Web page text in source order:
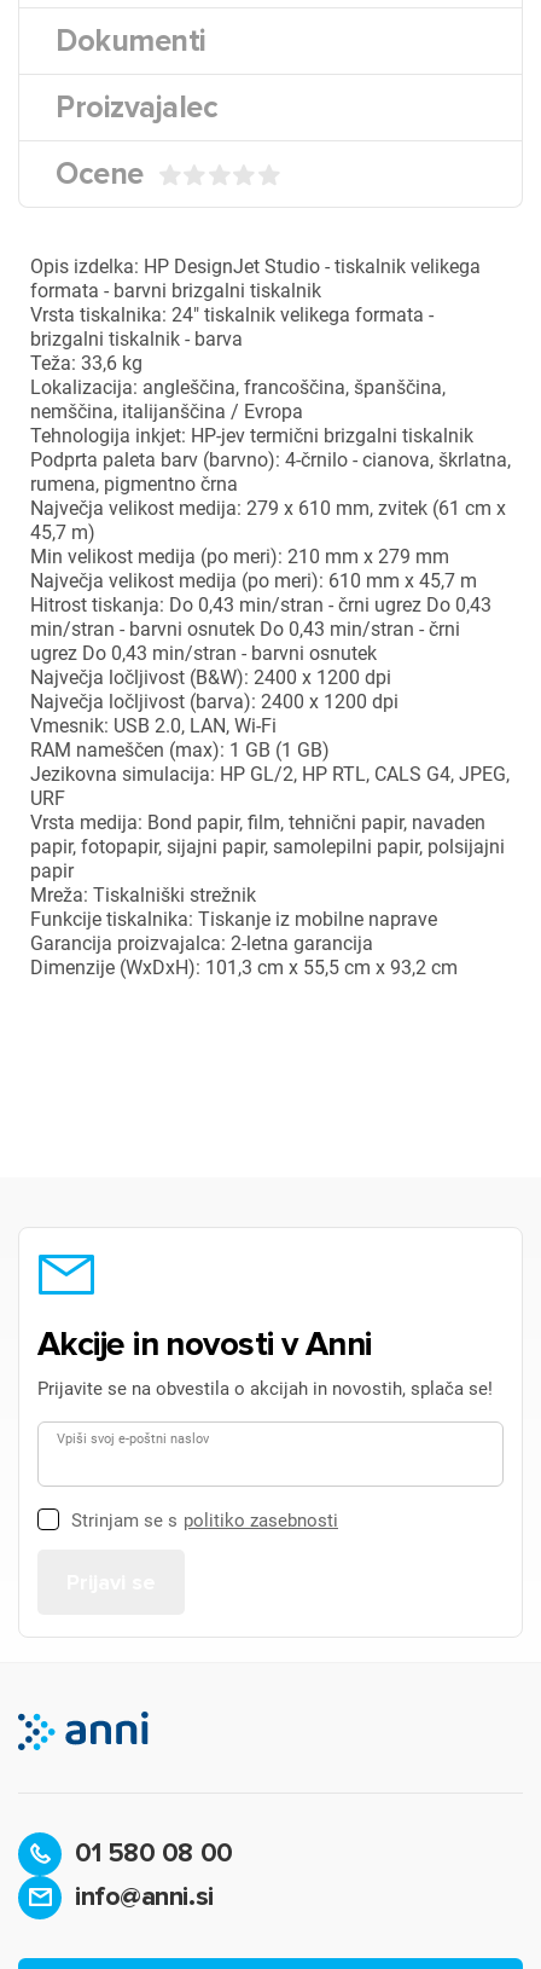
Dokumenti
Proizvajalec
Ocene
Opis izdelka: HP DesignJet Studio - tiskalnik velikega
formata - barvni brizgalni tiskalnik
Vrsta tiskalnika: 24" tiskalnik velikega formata -
brizgalni tiskalnik - barva
Teža: 33,6 kg
Lokalizacija: angleščina, francoščina, španščina,
nemščina, italijanščina / Evropa
Tehnologija inkjet: HP-jev termični brizgalni tiskalnik
Podprta paleta barv (barvno): 4-črnilo - cianova, škrlatna,
rumena, pigmentno črna
Največja velikost medija: 279 x 610 mm, zvitek (61 cm x
45,7 m)
Min velikost medija (po meri): 210 mm x 279 mm
Največja velikost medija (po meri): 610 mm x 45,7 m
Hitrost tiskanja: Do 0,43 min/stran - črni ugrez Do 0,43
min/stran - barvni osnutek Do 0,43 min/stran - črni
ugrez Do 0,43 min/stran - barvni osnutek
Največja ločljivost (B&W): 2400 x 1200 dpi
Največja ločljivost (barva): 2400 x 1200 dpi
Vmesnik: USB 2.0, LAN, Wi-Fi
RAM nameščen (max): 1 GB (1 GB)
Jezikovna simulacija: HP GL/2, HP RTL, CALS G4, JPEG,
URF
Vrsta medija: Bond papir, film, tehnični papir, navaden
papir, fotopapir, sijajni papir, samolepilni papir, polsijajni
papir
Mreža: Tiskalniški strežnik
Funkcije tiskalnika: Tiskanje iz mobilne naprave
Garancija proizvajalca: 2-letna garancija
Dimenzije (WxDxH): 101,3 cm x 55,5 cm x 93,2 cm
Akcije in novosti v Anni
Prijavite se na obvestila o akcijah in novostih, splača se!
Vpiši svoj e-poštni naslov
Strinjam se s politiko zasebnosti
01 580 08 00
info@anni.si
Prijava